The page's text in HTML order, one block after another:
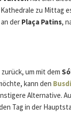
zu
der Plaça Patins,
um mit dem
kann den
Alternative.
Tag in der